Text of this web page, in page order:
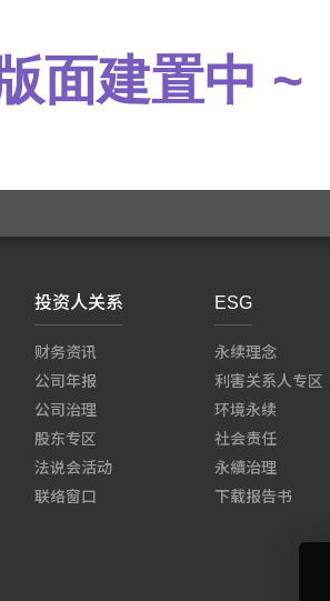
面建置中 ~
投资人关系
财务资讯
公司年报
公司治理
股东专区
法说会活动
联络窗口
ESG
永续理念
利害关系人专区
环境永续
社会责任
永續治理
下载报告书